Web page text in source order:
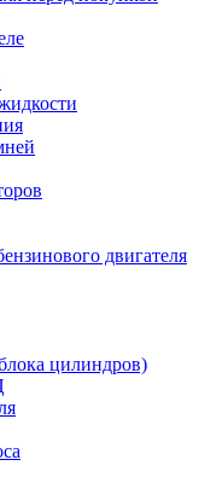
двигателя
цилиндров)